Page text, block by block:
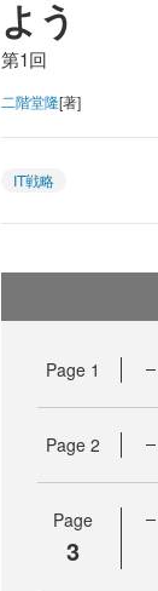
よう
第1回
二階堂隆[著]
IT戦略
Page 1
Page 2
Page
3